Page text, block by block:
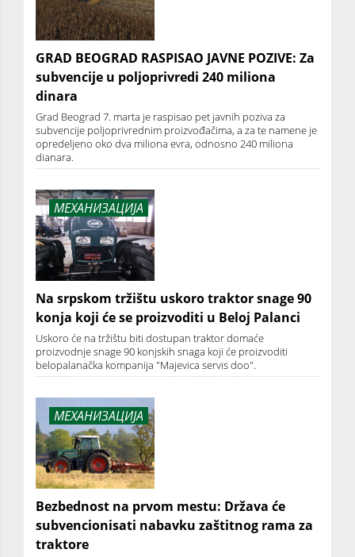
GRAD BEOGRAD RASPISAO JAVNE POZIVE: Za
subvencije u poljoprivredi 240 miliona
dinara
Grad Beograd 7. marta je raspisao pet javnih poziva za
subvencije poljoprivrednim proizvođačima, a za te namene je
opredeljeno oko dva miliona evra, odnosno 240 miliona
dianara.
МЕХАНИЗАЦИЈА
Na srpskom tržištu uskoro traktor snage 90
konja koji će se proizvoditi u Beloj Palanci
Uskoro će na tržištu biti dostupan traktor domaće
proizvodnje snage 90 konjskih snaga koji će proizvoditi
belopalanačka kompanija "Majevica servis doo".
МЕХАНИЗАЦИЈА
Bezbednost na prvom mestu: Država će
subvencionisati nabavku zaštitnog rama za
traktore